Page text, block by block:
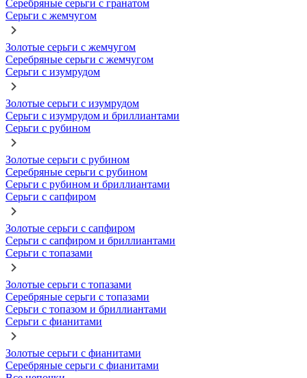
Серебряные серьги с гранатом
Серьги с жемчугом
Золотые серьги с жемчугом
Серебряные серьги с жемчугом
Серьги с изумрудом
Золотые серьги с изумрудом
Серьги с изумрудом и бриллиантами
Серьги с рубином
Золотые серьги с рубином
Серебряные серьги с рубином
Серьги с рубином и бриллиантами
Серьги с сапфиром
Золотые серьги с сапфиром
Серьги с сапфиром и бриллиантами
Серьги с топазами
Золотые серьги с топазами
Серебряные серьги с топазами
Серьги с топазом и бриллиантами
Серьги с фианитами
Золотые серьги с фианитами
Серебряные серьги с фианитами